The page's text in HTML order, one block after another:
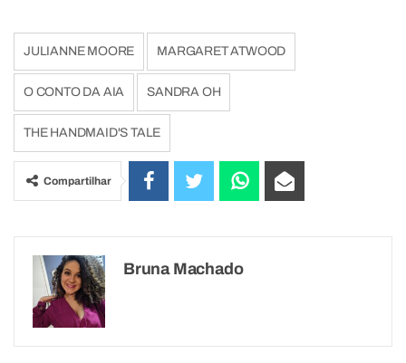
JULIANNE MOORE MARGARET ATWOOD
O CONTO DA AIA SANDRA OH
THE HANDMAID'S TALE
Compartilhar
Bruna Machado